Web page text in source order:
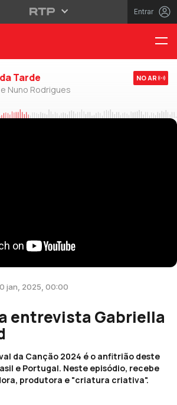
Entrar
Tarde
Nuno Rodrigues
NO AR
jan, 2025, 00:00
entrevista Gabriella
da Canção 2024 é o anfitrião deste
e Portugal. Neste episódio, recebe
produtora e "criatura criativa".